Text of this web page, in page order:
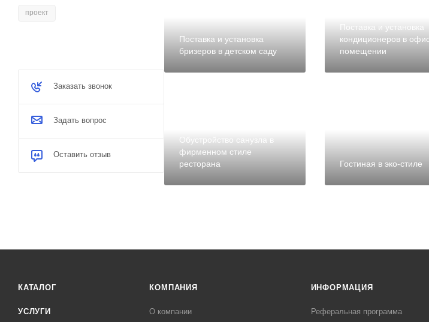
Поставка и установка
бризеров в детском саду
Поставка и установка
кондиционеров в
помещении
Обустройство санузла в
фирменном стиле
ресторана
Гостиная в эко-стиле
проект
Заказать звонок
Задать вопрос
Оставить отзыв
КАТАЛОГ
УСЛУГИ
КОМПАНИЯ
О компании
ИНФОРМАЦИЯ
Реферальная программа